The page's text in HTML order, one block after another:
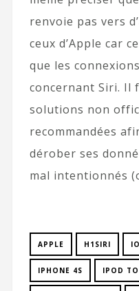
renvoie pas vers
ceux d’Apple car
que les
concernant Siri. Il
solutions non
recommandées
dérober ses
mal intentionnés
APPLE H1SIRI
IPHONE 4S IPOD